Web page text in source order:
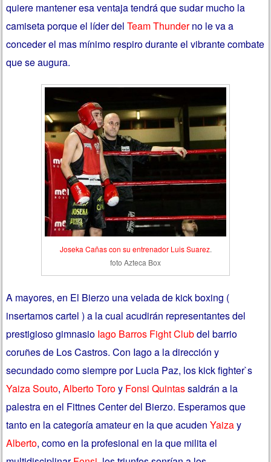
quiere mantener esa ventaja tendrá que sudar mucho la
camiseta porque el líder delTeam Thunderno le va a
conceder el mas mínimo respiro durante el vibrante combate
que se augura.
Joseka Cañas con su entrenador Luis Suarez.
foto Azteca Box
A mayores, en El Bierzo una velada de kick boxing (
insertamos cartel ) a la cual acudirán representantes del
prestigioso gimnasio Iago Barros Fight Clubdel barrio
coruñes de Los Castros. Con Iago a la dirección y
secundado como siempre por Lucia Paz, los kick fighter`s
Yaiza Souto,Alberto Toroy Fonsi Quintassaldrán a la
palestra en el Fittnes Center del Bierzo. Esperamos que
tanto en la categoría amateur en la que acuden Yaizay
Alberto, como en la profesional en la que milita el